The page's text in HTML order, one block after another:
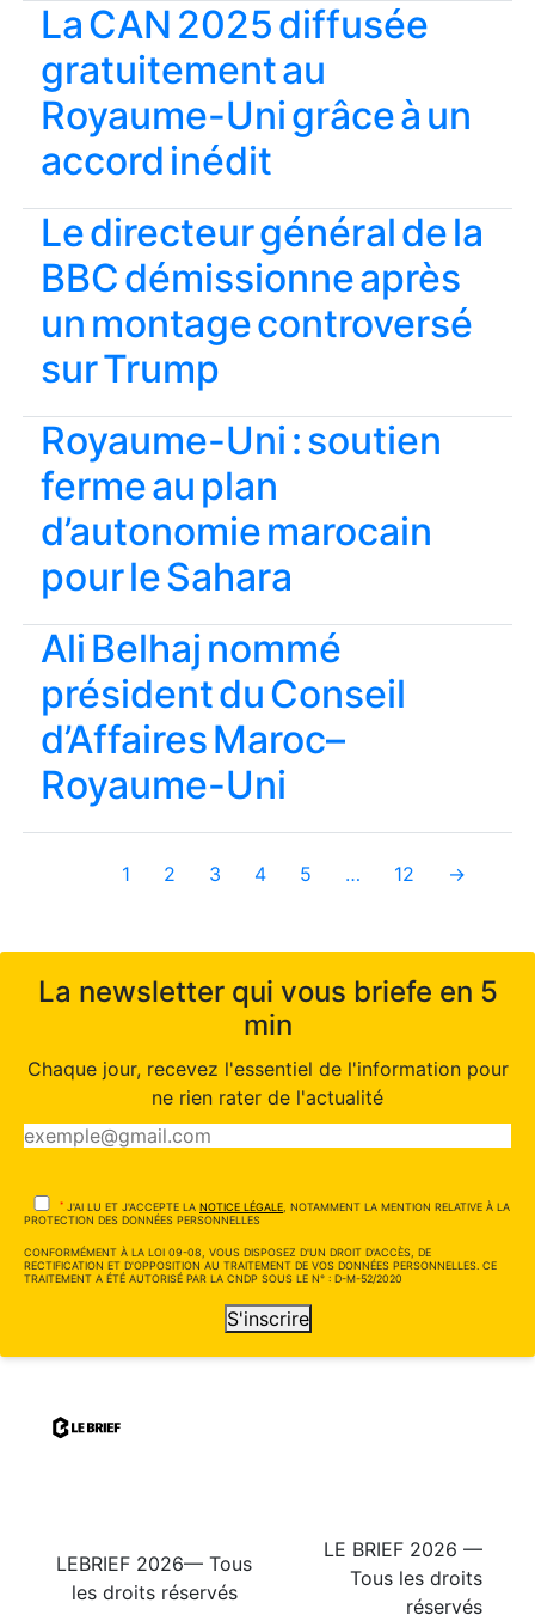
La CAN 2025 diffusée
gratuitement au
Royaume-Uni grâce à un
accord inédit
Le directeur général de la
BBC démissionne après
un montage controversé
sur Trump
Royaume-Uni : soutien
ferme au plan
d’autonomie marocain
pour le Sahara
Ali Belhaj nommé
président du Conseil
d’Affaires Maroc–
Royaume-Uni
1 2 3 4 5 … 12 →
La newsletter qui vous briefe en 5
min
Chaque jour, recevez l'essentiel de l'information pour
ne rien rater de l'actualité
* J'AI LU ET J'ACCEPTE LA NOTICE LÉGALE , NOTAMMENT LA MENTION RELATIVE À LA
PROTECTION DES DONNÉES PERSONNELLES
CONFORMÉMENT À LA LOI 09-08, VOUS DISPOSEZ D'UN DROIT D'ACCÈS, DE
RECTIFICATION ET D'OPPOSITION AU TRAITEMENT DE VOS DONNÉES PERSONNELLES. CE
TRAITEMENT A ÉTÉ AUTORISÉ PAR LA CNDP SOUS LE N° : D-M-52/2020
S'inscrire
LEBRIEF 2026— Tous
les droits réservés
LE BRIEF 2026 —
Tous les droits
réservés